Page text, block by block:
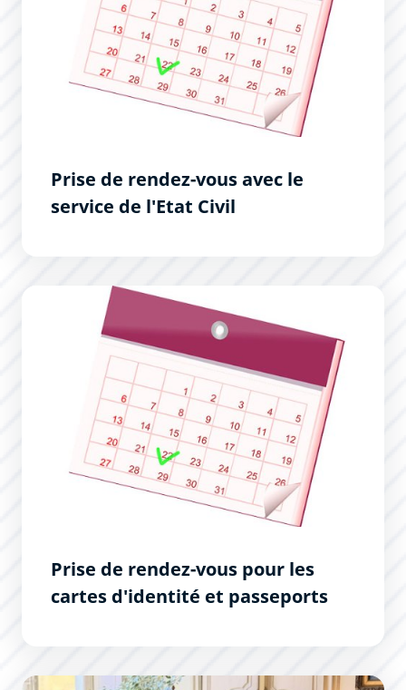
Prise de rendez-vous avec le
service de l'Etat Civil
Prise de rendez-vous pour les cartes d&#039;identité
Prise de rendez-vous pour les
cartes d'identité et passeports
Les Permanences du Maire : un succès !